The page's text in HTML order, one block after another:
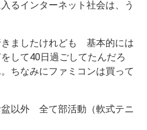
るインターネット社会は、う
ましたけれども 基本的には
して40日過ごしてたんだろ
ちなみにファミコンは買って
以外 全て部活動（軟式テニ